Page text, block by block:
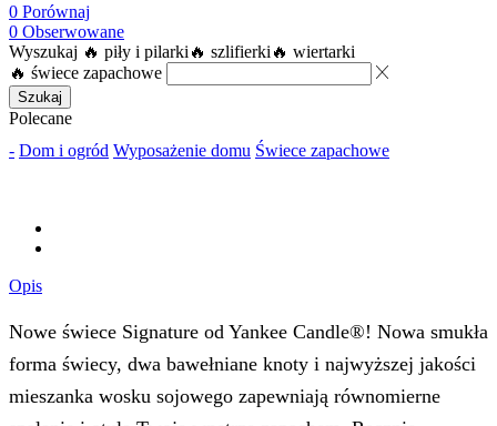
0 Porównaj
0 Obserwowane
Wyszukaj 🔥 piły i pilarki 🔥 szlifierki 🔥 wiertarki
🔥 świece zapachowe
Szukaj
Polecane
- Dom i ogród Wyposażenie domu Świece zapachowe
Opis
Nowe świece Signature od Yankee Candle®! Nowa smukła
forma świecy, dwa bawełniane knoty i najwyższej jakości
mieszanka wosku sojowego zapewniają równomierne